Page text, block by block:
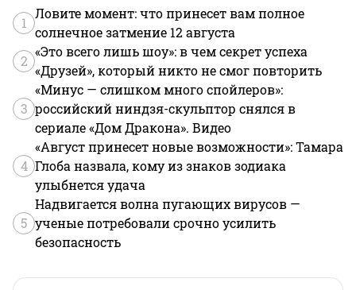
1
Ловите момент: что принесет вам полное
солнечное затмение 12 августа
2
«Это всего лишь шоу»: в чем секрет успеха
«Друзей», который никто не смог повторить
3
«Минус — слишком много спойлеров»:
российский ниндзя-скульптор снялся в
сериале «Дом Дракона». Видео
4
«Август принесет новые возможности»: Тамара
Глоба назвала, кому из знаков зодиака
улыбнется удача
5
Надвигается волна пугающих вирусов —
ученые потребовали срочно усилить
безопасность